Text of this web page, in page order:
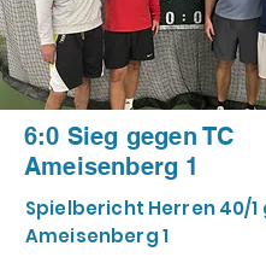
6:0 Sieg gegen TC
Ameisenberg 1
Spielbericht Herren 40/1
Ameisenberg 1